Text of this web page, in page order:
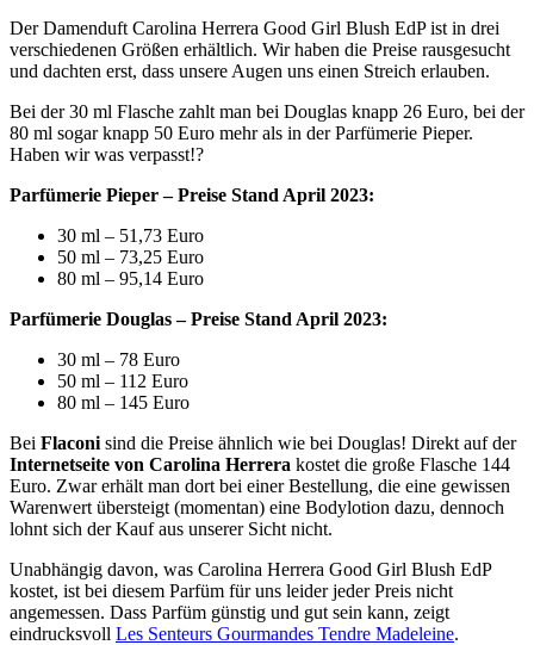
Der Damenduft Carolina Herrera Good Girl Blush EdP ist in drei
verschiedenen Größen erhältlich. Wir haben die Preise rausgesucht
und dachten erst, dass unsere Augen uns einen Streich erlauben.
Bei der 30 ml Flasche zahlt man bei Douglas knapp 26 Euro, bei der
80 ml sogar knapp 50 Euro mehr als in der Parfümerie Pieper.
Haben wir was verpasst!?
Parfümerie Pieper – Preise Stand April 2023:
30 ml – 51,73 Euro
50 ml – 73,25 Euro
80 ml – 95,14 Euro
Parfümerie Douglas – Preise Stand April 2023:
30 ml – 78 Euro
50 ml – 112 Euro
80 ml – 145 Euro
Bei Flaconi sind die Preise ähnlich wie bei Douglas! Direkt auf der
Internetseite von Carolina Herrera kostet die große Flasche 144
Euro. Zwar erhält man dort bei einer Bestellung, die eine gewissen
Warenwert übersteigt (momentan) eine Bodylotion dazu, dennoch
lohnt sich der Kauf aus unserer Sicht nicht.
Unabhängig davon, was Carolina Herrera Good Girl Blush EdP
kostet, ist bei diesem Parfüm für uns leider jeder Preis nicht
angemessen. Dass Parfüm günstig und gut sein kann, zeigt
eindrucksvoll Les Senteurs Gourmandes Tendre Madeleine.